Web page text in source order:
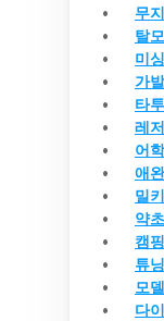
무
탈모
미싱
가발
타투
레
어
애
밀
약초
캠핑
튜닝
모델
다